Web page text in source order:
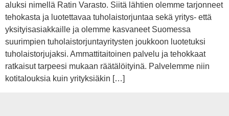
aluksi nimellä Ratin Varasto. Siitä lähtien olemme tarjonneet
tehokasta ja luotettavaa tuholaistorjuntaa sekä yritys- että
yksityisasiakkaille ja olemme kasvaneet Suomessa
suurimpien tuholaistorjuntayritysten joukkoon luotetuksi
tuholaistorjujaksi. Ammattitaitoinen palvelu ja tehokkaat
ratkaisut tarpeesi mukaan räätälöityinä. Palvelemme niin
kotitalouksia kuin yrityksiäkin […]